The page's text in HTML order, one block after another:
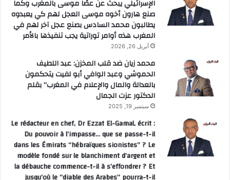
الإسرائيلي يبحث عن عصًا موسى بالمغرب وكما
صنع هارون أخوه موسى العجل لهم كي يعبدوه
يطالبون محمد السادس بصنع عجل آخر لهم في
المغرب هذه أوامر توراتية يجب تنفيذها بالأمر
أبريل 26, 2026
محمد زيان ضد قلب المخزن: عبد اللطيف
الحموشي وعبد الوافي أبو لفيت يتحكمون
بالعدالة والمال والإعلام في المغرب” بقلم
الدكتور عزت الجمال
سبتمبر 19, 2025
Le rédacteur en chef, Dr Ezzat El-Gamal, écrit :
Du pouvoir à l’impasse… que se passe-t-il
dans les Émirats “hébraïques sionistes” ? Le
modèle fondé sur le blanchiment d’argent et
la débauche commence-t-il à s’effondrer ? Et
jusqu’où le “diable des Arabes” pourra-t-il